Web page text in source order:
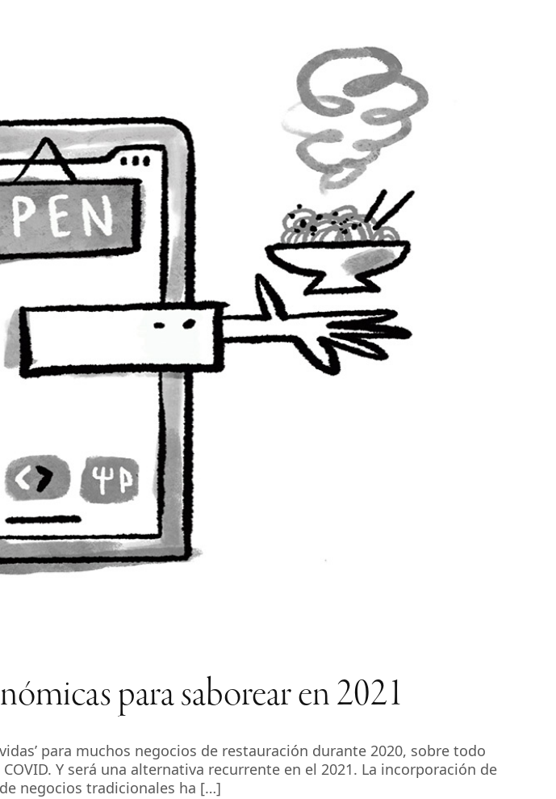
para saborear en 2021
para muchos negocios de restauración durante 2020, sobre todo
Y será una alternativa recurrente en el 2021. La incorporación de
negocios tradicionales ha […]